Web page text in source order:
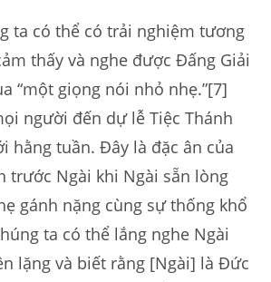
ta có thể có trải nghiệm tương
thấy và nghe được Đấng Giải
“một giọng nói nhỏ nhẹ.”[7]
người đến dự lễ Tiệc Thánh
hằng tuần. Đây là đặc ân của
trước Ngài khi Ngài sẵn lòng
gánh nặng cùng sự thống khổ
ta có thể lắng nghe Ngài
lặng và biết rằng [Ngài] là Đức